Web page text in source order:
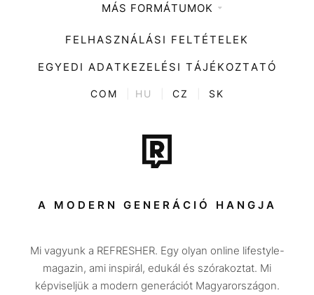
Zene
Divat
Kultúra
ENTR
Tech-Tudomány
Sport
Társadalom
Utazás
Életmód
MÁS FORMÁTUMOK
FELHASZNÁLÁSI FELTÉTELEK
EGYEDI ADATKEZELÉSI TÁJÉKOZTATÓ
COM HU CZ SK
A MODERN GENERÁCIÓ HANGJA
Mi vagyunk a REFRESHER. Egy olyan online lifestyle-
magazin, ami inspirál, edukál és szórakoztat. Mi
képviseljük a modern generációt Magyarországon.